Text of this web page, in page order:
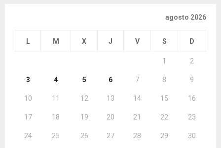
agosto 2026
L M X J V S D
1 2
3 4 5 6 7 8 9
10 11 12 13 14 15 16
17 18 19 20 21 22 23
24 25 26 27 28 29 30